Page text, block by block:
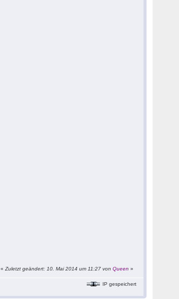
«Zuletzt geändert: 10. Mai 2014 um 11:27 vonQueen »
IP gespeichert